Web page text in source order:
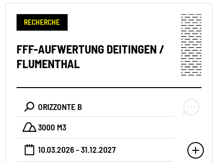
RECHERCHE
FFF-AUFWERTUNG DEITINGEN /
FLUMENTHAL
ORIZZONTE B
3000 M3
10.03.2026 - 31.12.2027